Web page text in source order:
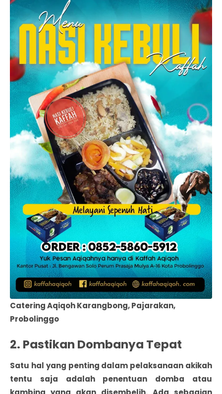
Catering Aqiqoh Karangbong, Pajarakan,
Probolinggo
2. Pastikan Dombanya Tepat
Satu hal yang penting dalam pelaksanaan akikah
tentu saja adalah penentuan domba atau